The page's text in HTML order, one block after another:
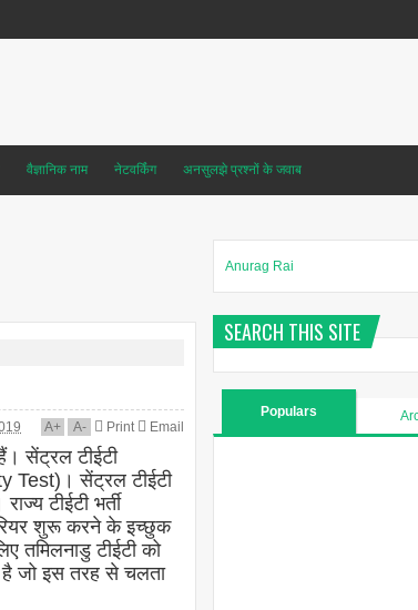
वैज्ञानिक नाम नेटवर्किंग अनसुलझे प्रश्नों के जवाब
A+ A- Print Email
सेंट्रल टीईटी
Test)। सेंट्रल टीईटी
टीईटी भर्ती
शुरू करने के इच्छुक
तमिलनाडु टीईटी को
है जो इस तरह से चलता
Anurag Rai
SEARCH THIS SITE
Populars